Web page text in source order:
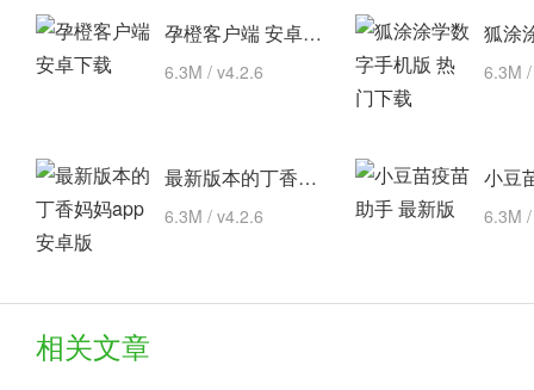
孕橙客户端 安卓下载
6.3M / v4.2.6 6.3M
最新版本的丁香妈妈app 安卓版
6.3M / v4.2.6 6.3M
相关文章